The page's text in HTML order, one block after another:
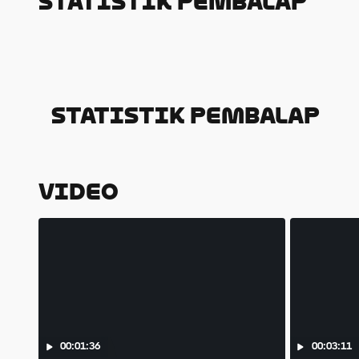
Statistik Pembalap
Video
00:01:36 00:03:11